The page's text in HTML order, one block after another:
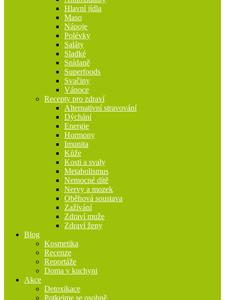
Hlavní jídla
Maso
Nápoje
Polévky
Saláty
Sladké
Snídaně
Superfoods
Svačiny
Vánoce
Recepty pro zdraví
Alternativní stravování
Dýchání
Energie
Hormony
Imunita
Kůže
Kosti a svaly
Metabolismus
Nemocné dítě
Nervy a mozek
Oběhová soustava
Zažívání
Zdraví muže
Zdraví ženy
Blog
Kosmetika
Recenze
Reportáže
Doma v kuchyni
Akce
Detoxikace
Potkejme se osobně